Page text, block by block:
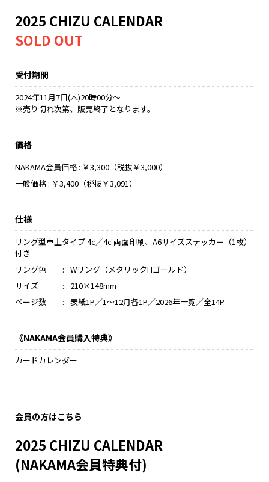
お問い合わせ
メールマガジン登録/解除
2025 CHIZU CALENDAR
受付期間
2024年11月7日(木)20時00分～
※売り切れ次第、販売終了となります。
価格
NAKAMA会員価格 : ￥3,300（税抜￥3,000）
一般価格 : ￥3,400（税抜￥3,091）
仕様
リング型卓上タイプ 4c／4c 両面印刷、A6サイズステッカー（1枚）
付き
リング色
: Wリング（メタリックHゴールド）
サイズ
:
210×148mm
ページ数
: 表紙1P／1～12月各1P／2026年一覧／全14P
《NAKAMA会員購入特典》
カードカレンダー
会員の方はこちら
2025 CHIZU CALENDAR
(NAKAMA会員特典付)